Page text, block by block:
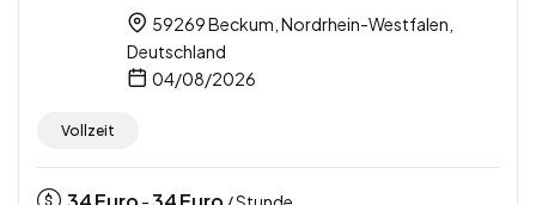
59269 Beckum, Nordrhein-Westfalen,
Deutschland
04/08/2026
Vollzeit